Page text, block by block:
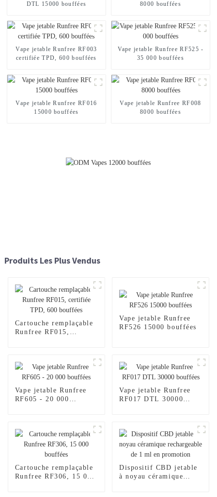
DTL 15000 bouffées
8000 bouffées
Vape jetable Runfree RF003
certifiée TPD, 600 bouffées
Vape jetable Runfree RF525 -
35 000 bouffées
Vape jetable Runfree RF016
15000 bouffées
Vape jetable Runfree RF008
8000 bouffées
Produits Les Plus Vendus
Cartouche remplaçable
Runfree RF015,
Vape jetable Runfree
RF526 15000 bouffées
Vape jetable Runfree
RF605 - 20 000
Vape jetable Runfree
RF017 DTL 30000
Cartouche remplaçable
Runfree RF306, 15 000
Dispositif CBD jetable
à noyau céramique